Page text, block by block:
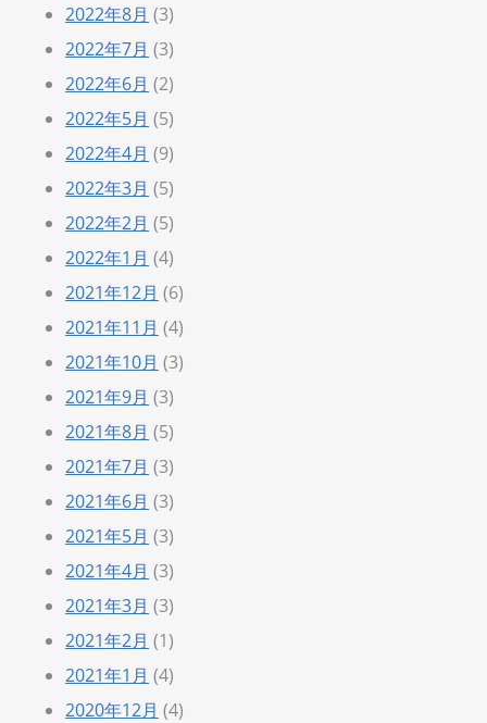
2022年8月 (3)
2022年7月 (3)
2022年6月 (2)
2022年5月 (5)
2022年4月 (9)
2022年3月 (5)
2022年2月 (5)
2022年1月 (4)
2021年12月 (6)
2021年11月 (4)
2021年10月 (3)
2021年9月 (3)
2021年8月 (5)
2021年7月 (3)
2021年6月 (3)
2021年5月 (3)
2021年4月 (3)
2021年3月 (3)
2021年2月 (1)
2021年1月 (4)
2020年12月 (4)